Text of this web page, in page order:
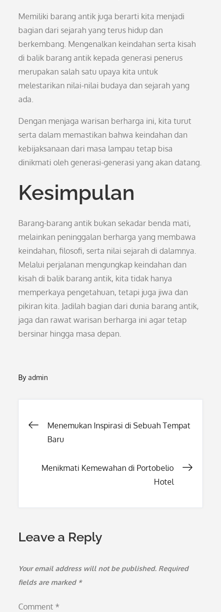
Memiliki barang antik juga berarti kita menjadi
bagian dari sejarah yang terus hidup dan
berkembang. Mengenalkan keindahan serta kisah
di balik barang antik kepada generasi penerus
merupakan salah satu upaya kita untuk
melestarikan nilai-nilai budaya dan sejarah yang
ada.
Dengan menjaga warisan berharga ini, kita turut
serta dalam memastikan bahwa keindahan dan
kebijaksanaan dari masa lampau tetap bisa
dinikmati oleh generasi-generasi yang akan datang.
Kesimpulan
Barang-barang antik bukan sekadar benda mati,
melainkan peninggalan berharga yang membawa
keindahan, filosofi, serta nilai sejarah di dalamnya.
Melalui perjalanan mengungkap keindahan dan
kisah di balik barang antik, kita tidak hanya
memperkaya pengetahuan, tetapi juga jiwa dan
pikiran kita. Jadilah bagian dari dunia barang antik,
jaga dan rawat warisan berharga ini agar tetap
bersinar hingga masa depan.
Byadmin
Post
Menemukan Inspirasi di Sebuah Tempat
Baru
Menikmati Kemewahan di Portobelio
Hotel
Leave a Reply
Your email address will not be published. Required
fields are marked *
Comment *